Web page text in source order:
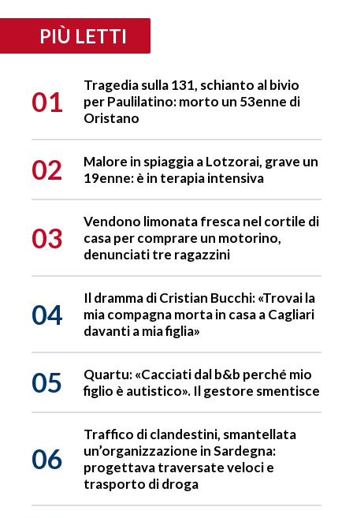
PIÙ LETTI
01
Tragedia sulla 131, schianto al bivio
per Paulilatino: morto un 53enne di
Oristano
02
Malore in spiaggia a Lotzorai, grave un
19enne: è in terapia intensiva
03
Vendono limonata fresca nel cortile di
casa per comprare un motorino,
denunciati tre ragazzini
04
Il dramma di Cristian Bucchi: «Trovai la
mia compagna morta in casa a Cagliari
davanti a mia figlia»
05
Quartu: «Cacciati dal b&b perché mio
figlio è autistico». Il gestore smentisce
06
Traffico di clandestini, smantellata
un’organizzazione in Sardegna:
progettava traversate veloci e
trasporto di droga